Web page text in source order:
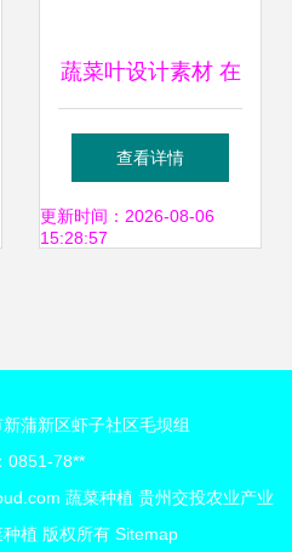
蔬菜叶设计素材 在
蔬菜种植中寻找创
意灵感
查看详情
更新时间：2026-08-06
15:28:57
蒲新区虾子社区毛坝组
0851-78**
蔬菜种植 贵州交投农业产业
植 版权所有 Sitemap